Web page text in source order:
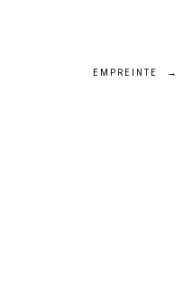
EMPREINTE →